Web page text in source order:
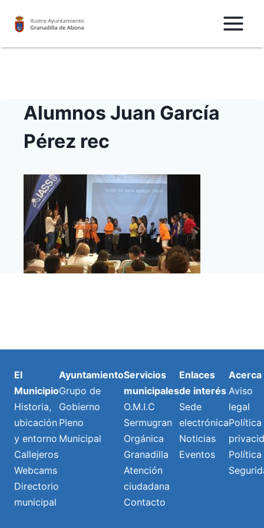
Alumnos Juan García
Pérez rec
El
Municipio
Historia,
ubicación
y entorno
Callejeros
Webcams
Directorio
municipal
Ayuntamiento
Grupo de
Gobierno
Pleno
Municipal
Servicios
municipales
O.M.I.C
Sermugran
Orgánica
Granadilla
Atención
ciudadana
Contacto
Enlaces
de interés
Sede
electrónica
Noticias
Eventos
Acerca
Aviso
legal
Política
Política